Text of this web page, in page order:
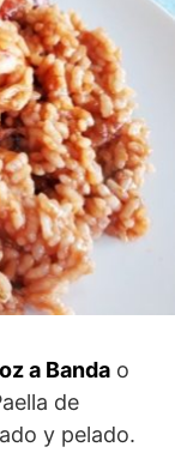
a Banda o
de
y pelado.